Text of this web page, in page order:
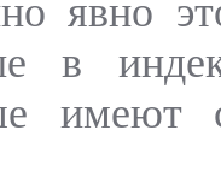
явно
в
имеют